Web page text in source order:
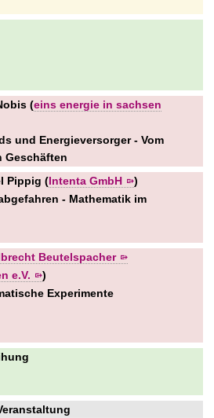
(eins energie in sachsen
und Energieversorger - Vom
Geschäften
Pippig (Intenta GmbH
)
- Mathematik im
Beutelspacher
e.V.
)
Experimente